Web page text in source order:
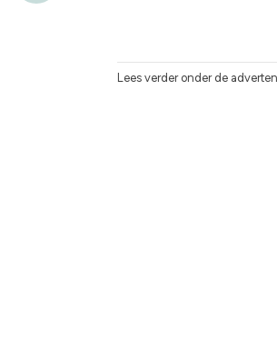
Lees verder onder de